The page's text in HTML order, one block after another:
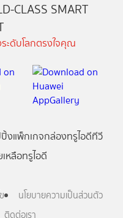
CLASS SMART
ะดับโลกตรงใจคุณ
งแพ็กเกจกล่องทรูไอดีทีวี
หลือทรูไอดี
นโยบายความเป็นส่วนตัว
ติดต่อเรา